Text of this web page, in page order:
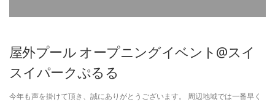
屋外プール オープニングイベント@スイ
スイパークぷるる
今年も声を掛けて頂き、誠にありがとうございます。 周辺地域では一番早く